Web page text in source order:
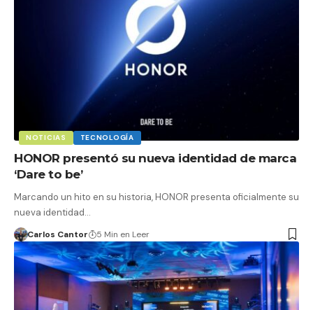
NOTICIAS TECNOLOGÍA
HONOR presentó su nueva identidad de marca
‘Dare to be’
Marcando un hito en su historia, HONOR presenta oficialmente su
nueva identidad…
Carlos Cantor 5 Min en Leer